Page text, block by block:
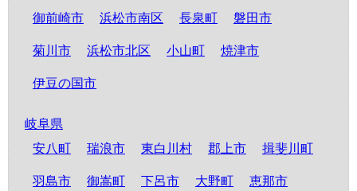
御前崎市 浜松市南区 長泉町 磐田市
菊川市 浜松市北区 小山町 焼津市
伊豆の国市
岐阜県
安八町
瑞浪市 東白川村 郡上市 揖斐川町
羽島市 御嵩町 下呂市 大野町 恵那市